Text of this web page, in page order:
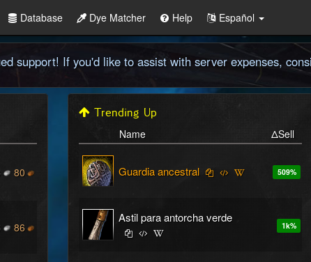
Database Dye Matcher Help Español
support! If you'd like to assist with server expenses,
80
86
Trending Up
Name ΔSell
Guardia ancestral 509%
Astil para antorcha verde
1k%